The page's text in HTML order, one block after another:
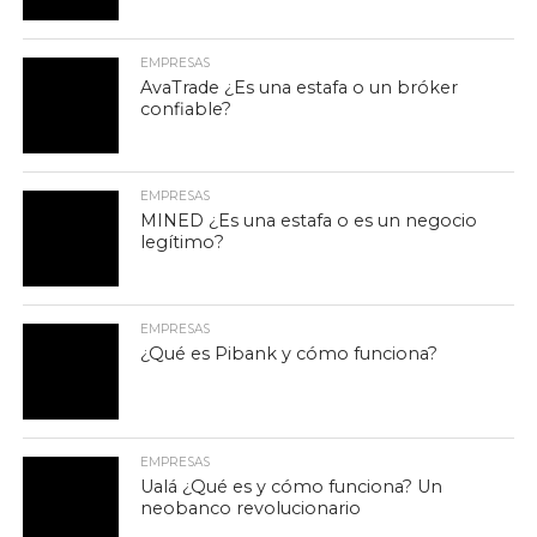
EMPRESAS
AvaTrade ¿Es una estafa o un bróker
confiable?
EMPRESAS
MINED ¿Es una estafa o es un negocio
legítimo?
EMPRESAS
¿Qué es Pibank y cómo funciona?
EMPRESAS
Ualá ¿Qué es y cómo funciona? Un
neobanco revolucionario